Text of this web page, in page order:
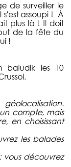
de surveiller le
assoupi ! À
plus là ! Il doit
de la fête du
!
baludik les 10
compte, mais
en choisissant
les balades
vous découvrez